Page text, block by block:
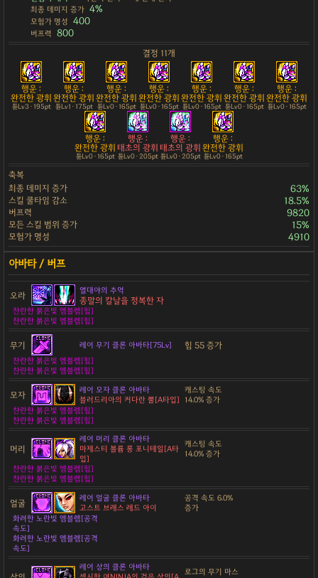
최종 데미지 증가 4%
모험가 명성 400
버프력 800
결정 11개
행운 :
완전한 광휘
튠Lv3 · 195pt
행운 :
완전한 광휘
튠Lv1 · 175pt
행운 :
완전한 광휘
튠Lv0 · 165pt
행운 :
완전한 광휘
튠Lv0 · 165pt
행운 :
완전한 광휘
튠Lv0 · 165pt
행운 :
완전한 광휘
튠Lv0 · 165pt
행운 :
완전한 광휘
튠Lv0 · 165pt
행운 :
완전한 광휘
튠Lv0 · 165pt
행운 :
태초의 광휘
튠Lv0 · 205pt
행운 :
태초의 광휘
튠Lv0 · 205pt
행운 :
완전한 광휘
튠Lv0 · 165pt
축복
최종 데미지 증가
63%
스킬 쿨타임 감소 18.5%
버프력 9820
모든 스킬 범위 증가 15%
모험가 명성 4910
오라 열대야의 추억
종말의 칼날을 정복한 자
찬란한 붉은빛 엠블렘[힘]
찬란한 붉은빛 엠블렘[힘]
무기 레어 무기 클론 아바타[75Lv] 힘 55 증가
찬란한 붉은빛 엠블렘[힘]
찬란한 붉은빛 엠블렘[힘]
모자
레어 모자 클론 아바타
블러드리아의 커다란 뿔[A타입]
캐스팅 속도
14.0% 증가
찬란한 붉은빛 엠블렘[힘]
찬란한 붉은빛 엠블렘[힘]
머리
레어 머리 클론 아바타
마제스티 볼륨 롱 포니테일[A타
입]
캐스팅 속도
14.0% 증가
찬란한 붉은빛 엠블렘[힘]
찬란한 붉은빛 엠블렘[힘]
얼굴
레어 얼굴 클론 아바타
고스트 브래스 레드 아이
공격 속도 6.0%
증가
화려한 노란빛 엠블렘[공격
속도]
화려한 노란빛 엠블렘[공격
속도]
레어 상의 클론 아바타
로그의 무기 마스